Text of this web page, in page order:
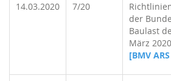
14.03.2020 7/20
der
Baulast
März
[BMV